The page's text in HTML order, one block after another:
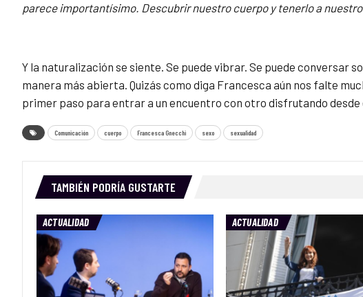
parece importantísimo. Descubrir nuestro cuerpo y tenerlo a
Y la naturalización se siente. Se puede vibrar. Se puede conversar
manera más abierta. Quizás como diga Francesca aún nos falte
primer paso para entrar a un encuentro con otro disfrutando desde
Comunicación cuerpo Francesca Gnecchi sexo sexualidad
TAMBIÉN PODRÍA GUSTARTE
ACTUALIDAD ACTUALIDAD